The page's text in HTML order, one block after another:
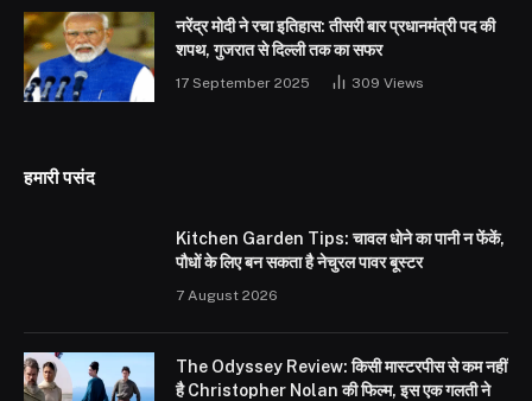
नरेंद्र मोदी ने रचा इतिहास: तीसरी बार प्रधानमंत्री पद की
शपथ, गुजरात से दिल्ली तक का सफर
17 September 2025 309 Views
हमारी पसंद
Kitchen Garden Tips: चावल धोने का पानी न फेंकें,
पौधों के लिए बन सकता है नेचुरल पावर बूस्टर
7 August 2026
The Odyssey Review: किसी मास्टरपीस से कम नहीं
है Christopher Nolan की फिल्म, इस एक गलती ने